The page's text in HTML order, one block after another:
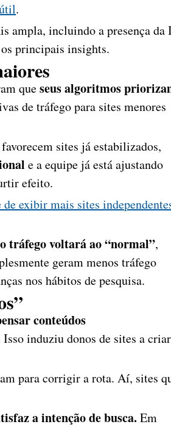
.
ampla, incluindo a presença da
principais insights.
queseus algoritmos
de tráfego para sites menores
sites já estabilizados,
e a equipe já está ajustando
efeito.
exibir mais sites
tráfego voltará ao “normal”,
geram menos tráfego
nos hábitos de pesquisa.
conteúdos
Isso induziu donos de sites a criar
para corrigir a rota. Aí, sites
a intenção de busca.Em